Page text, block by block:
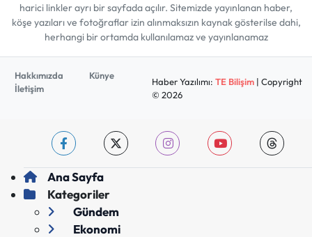
harici linkler ayrı bir sayfada açılır. Sitemizde yayınlanan haber,
köşe yazıları ve fotoğraflar izin alınmaksızın kaynak gösterilse dahi,
herhangi bir ortamda kullanılamaz ve yayınlanamaz
Hakkımızda
Künye
İletişim
Haber Yazılımı: TE Bilişim| Copyright
© 2026
Ana Sayfa
Kategoriler
Gündem
Ekonomi